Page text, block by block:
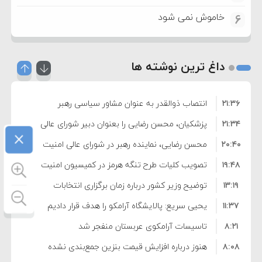
6 خاموش نمی شود
داغ ترین نوشته ها
انتصاب ذوالقدر به عنوان مشاور سیاسی رهبر
انقلاب
۲۱:۳۶
پزشکیان، محسن رضایی را بعنوان دبیر شورای عالی
امنیت منصوب کرد
۲۱:۳۴
محسن رضایی، نماینده رهبر در شورای عالی امنیت
ملی شد
۲۰:۴۰
تصویب کلیات طرح تنگه هرمز در کمیسیون امنیت
ملی
۱۹:۴۸
توضیح وزیر کشور درباره زمان برگزاری انتخابات
شوراها
۱۳:۱۹
یحیی سریع: پالایشگاه آرامکو را هدف قرار دادیم
۱۱:۳۷
تاسیسات آرامکوی عربستان منفجر شد
۸:۲۱
هنوز درباره افزایش قیمت بنزین جمع‌بندی نشده
۸:۰۸
×